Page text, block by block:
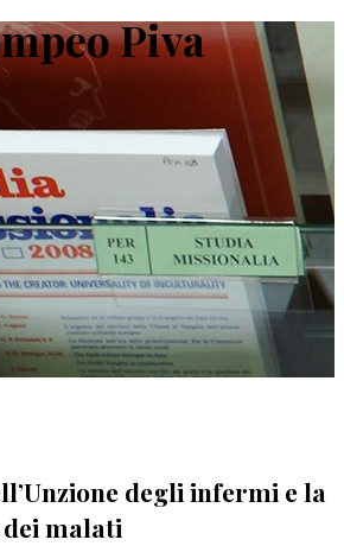
Piva
degli infermi e la
malati